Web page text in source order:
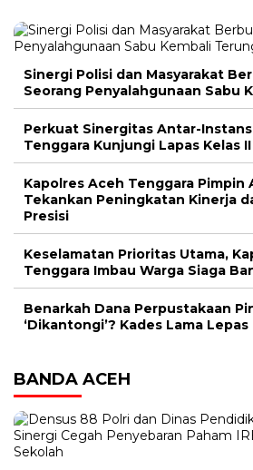
Sinergi Polisi dan Masyarakat
Seorang Penyalahgunaan Sabu
Perkuat Sinergitas Antar-
Tenggara Kunjungi Lapas Kelas
Kapolres Aceh Tenggara Pimpin
Tekankan Peningkatan Kinerja
Presisi
Keselamatan Prioritas Utama,
Tenggara Imbau Warga Siaga
Benarkah Dana Perpustakaan
‘Dikantongi’? Kades Lama
BANDA ACEH